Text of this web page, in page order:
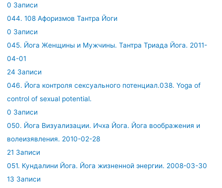
0 Записи
044. 108 Афоризмов Тантра Йоги
0 Записи
045. Йога Женщины и Мужчины. Тантра Триада Йога. 2011-
04-01
24 Записи
046. Йога контроля сексуального потенциал.038. Yoga of
control of sexual potential.
0 Записи
050. Йога Визуализации. Ичха Йога. Йога воображения и
волеизявления. 2010-02-28
21 Записи
051. Кундалини Йога. Йога жизненной энергии. 2008-03-30
13 Записи